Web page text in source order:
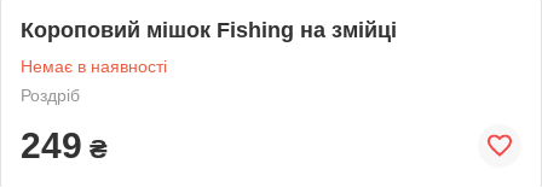
Короповий мішок Fishing на змійці
Немає в наявності
Роздріб
249 ₴